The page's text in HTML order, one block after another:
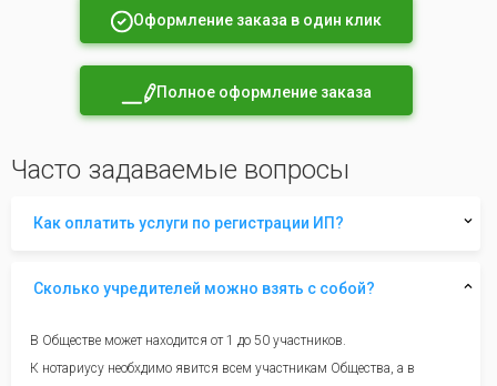
Оформление заказа в один клик
Полное оформление заказа
Часто задаваемые вопросы
Как оплатить услуги по регистрации ИП?
Сколько учредителей можно взять с собой?
В Обществе может находится от 1 до 50 участников.
К нотариусу необхдимо явится всем участникам Общества, а в